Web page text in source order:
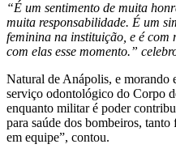
“É um sentimento de muita
muita responsabilidade. É um
feminina na instituição, e é
com elas esse momento.”
Natural de Anápolis, e morando
serviço odontológico do Corpo
enquanto militar é poder
para saúde dos bombeiros,
em equipe”, contou.